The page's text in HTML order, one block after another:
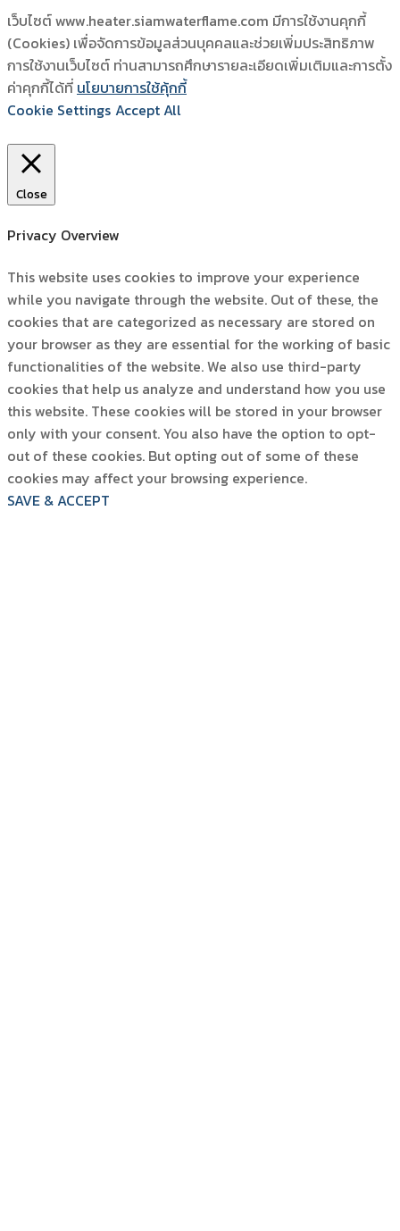
เว็บไซต์ www.heater.siamwaterflame.com มีการใช้งานคุกกี้
(Cookies) เพื่อจัดการข้อมูลส่วนบุคคลและช่วยเพิ่มประสิทธิภาพ
การใช้งานเว็บไซต์ ท่านสามารถศึกษารายละเอียดเพิ่มเติมและการตั้ง
ค่าคุกกี้ได้ที่ นโยบายการใช้คุ้กกี้
Cookie Settings Accept All
Close
Privacy Overview
This website uses cookies to improve your experience
while you navigate through the website. Out of these, the
cookies that are categorized as necessary are stored on
your browser as they are essential for the working of basic
functionalities of the website. We also use third-party
cookies that help us analyze and understand how you use
this website. These cookies will be stored in your browser
only with your consent. You also have the option to opt-
out of these cookies. But opting out of some of these
cookies may affect your browsing experience.
SAVE & ACCEPT